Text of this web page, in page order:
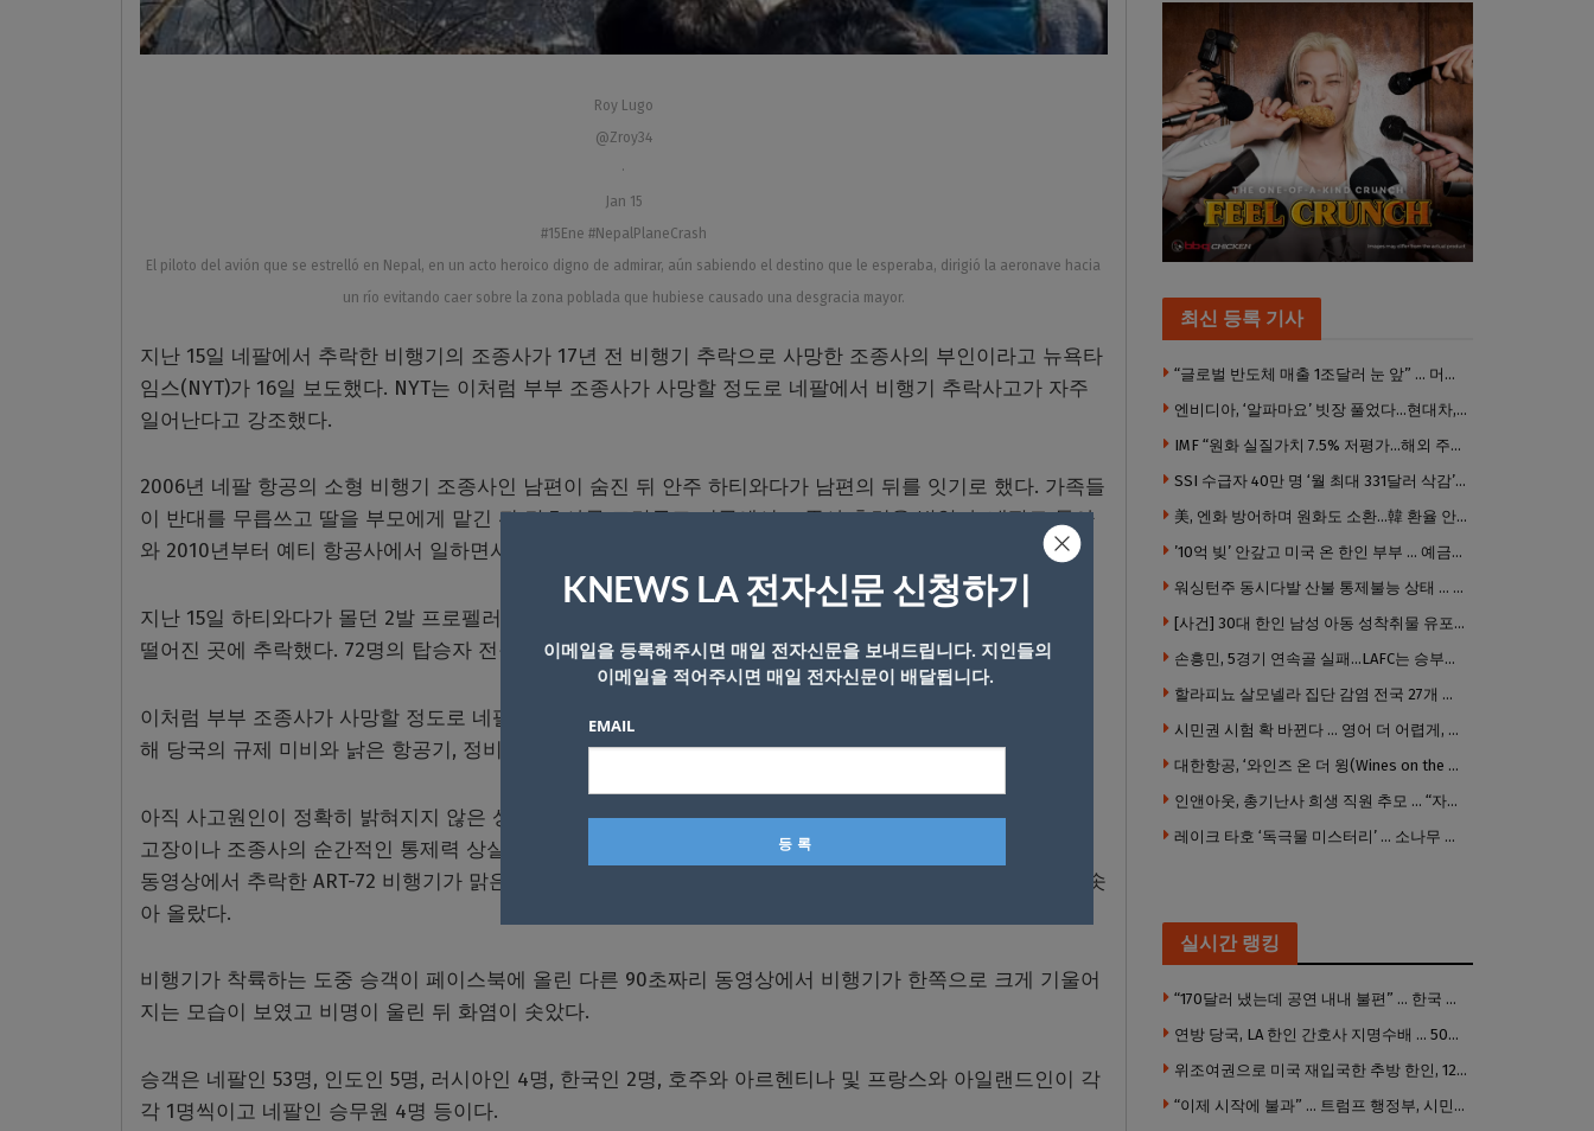
Roy Lugo
@Zroy34
·
Jan 15
#15Ene #NepalPlaneCrash
El piloto del avión que se estrelló en Nepal, en un acto heroico digno de admirar, aún sabiendo el destino que le esperaba, dirigió la aeronave hacia
un río evitando caer sobre la zona poblada que hubiese causado una desgracia mayor.
지난 15일 네팔에서 추락한 비행기의 조종사가 17년 전 비행기 추락으로 사망한 조종사의 부인이라고 뉴욕타
임스(NYT)가 16일 보도했다. NYT는 이처럼 부부 조종사가 사망할 정도로 네팔에서 비행기 추락사고가 자주
일어난다고 강조했다.
2006년 네팔 항공의 소형 비행기 조종사인 남편이 숨진 뒤 안주 하티와다가 남편의 뒤를 잇기로 했다. 가족들
이 반대를 무릅쓰고 딸을 부모에게 맡긴 뒤 간호사를 그만두고 미국에서 조종사 훈련을 받았다. 네팔로 돌아
와 2010년부터 예티 항공사에서 일하면서 수천 시간의 조종 경력을 쌓으며 기장으로 승진했다.
지난 15일 하티와다가 몰던 2발 프로펠러 엔진 비행기가 히말라야 휴양지 포카라 공항 활주로에서 2㎞ 가량
떨어진 곳에 추락했다. 72명의 탑승자 전원이 숨진 네팔 최대의 항공 참사였다.
이처럼 부부 조종사가 사망할 정도로 네팔에서 항공사고가 잦다. 까다로운 지형과 예측이 어려운 날씨에 더
해 당국의 규제 미비와 낡은 항공기, 정비 기술 부족 등이 겹친 때문이다.
아직 사고원인이 정확히 밝혀지지 않은 상태다. 그러나 전문가들은 충돌 직전 녹화된 동영상을 근거로 엔진
고장이나 조종사의 순간적인 통제력 상실이 원인일 것으로 추정한다. 포카라 공항 인근 거주 주민이 촬영한
동영상에서 추락한 ART-72 비행기가 맑은 날 하늘에서 갑자기 급강하해 협곡으로 떨어졌고 화염과 연기가 솟
아 올랐다.
비행기가 착륙하는 도중 승객이 페이스북에 올린 다른 90초짜리 동영상에서 비행기가 한쪽으로 크게 기울어
지는 모습이 보였고 비명이 울린 뒤 화염이 솟았다.
승객은 네팔인 53명, 인도인 5명, 러시아인 4명, 한국인 2명, 호주와 아르헨티나 및 프랑스와 아일랜드인이 각
각 1명씩이고 네팔인 승무원 4명 등이다.
최신 등록 기사
“글로벌 반도체 매출 1조달러 눈 앞” … 머스크 “생산 20% 늘 때 수요 200% 증가”
엔비디아, ‘알파마요’ 빗장 풀었다…현대차, 자율주행 속도내나
IMF “원화 실질가치 7.5% 저평가…해외 주식투자 영향”
SSI 수급자 40만 명 ‘월 최대 331달러 삭감’ 위기…10만 명은 수급자격 상실
美, 엔화 방어하며 원화도 소환…韓 환율 안정 ‘우군’ 되나
’10억 빚’ 안갚고 미국 온 한인 부부 … 예금보험공사, 미국서 소송
워싱턴주 동시다발 산불 통제불능 상태 … 이재민 수십만명
[사건] 30대 한인 남성 아동 성착취물 유포 혐의로 체포
손흥민, 5경기 연속골 실패…LAFC는 승부차기 끝 과달라하라 격파
할라피뇨 살모넬라 집단 감염 전국 27개 주 급속 확산
시민권 시험 확 바뀐다 … 영어 더 어렵게, 민간시험 도입 추진
대한항공, ‘와인즈 온 더 윙(Wines on the Wing) 2026’ 5개 부문 수상
인앤아웃, 총기난사 희생 직원 추모 … “자신의 매장 운영이 꿈이었다”
레이크 타호 ‘독극물 미스터리’ … 소나무 연쇄테러, 범인 오리무중
실시간 랭킹
“170달러 냈는데 공연 내내 불편” … 한국 코미디언 LA공연, 음향 불량에 외모 비하 개그 논란
연방 당국, LA 한인 간호사 지명수배 … 500만 달러 메디캐어 사기, 선고 직전 한국 도주
위조여권으로 미국 재입국한 추방 한인, 120만 달러 은행 사기 행각
“이제 시작에 불과” … 트럼프 행정부, 시민권 박탈 본격화
KNEWS LA 전자신문 신청하기
이메일을 등록해주시면 매일 전자신문을 보내드립니다. 지인들의
이메일을 적어주시면 매일 전자신문이 배달됩니다.
EMAIL